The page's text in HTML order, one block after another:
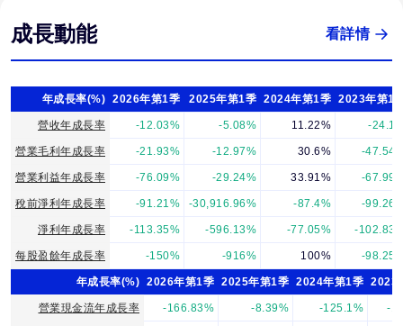
成長動能 看詳情
年成長率(%) 2026年第1季 2025年第1季 2024年第1季 2023年第1
營收年成長率 -12.03% -5.08% 11.22% -
營業毛利年成長率 -21.93% -12.97% 30.6% -
營業利益年成長率 -76.09% -29.24% 33.91% -
稅前淨利年成長率 -91.21% -30,916.96% -87.4% -
淨利年成長率 -113.35% -596.13% -77.05% -
每股盈餘年成長率 -150% -916% 100% -
年成長率(%) 2026年第1季 2025年第1季 2024年第1季 2023
營業現金流年成長率 -166.83% -8.39% -125.1% -